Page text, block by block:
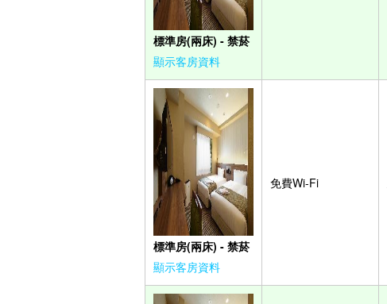
標準房(兩床) - 禁菸
顯示客房資料
標準房(兩床) - 禁菸
顯示客房資料
免費Wi-Fi